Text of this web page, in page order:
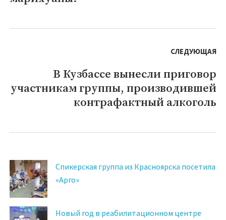
СЛЕДУЮЩАЯ
Следующая
запись:
В Кузбассе вынесли приговор
участникам группы, производившей
контрафактный алкоголь
Спикерская группа из Красноярска посетила
«Арго»
Новый год в реабилитационном центре